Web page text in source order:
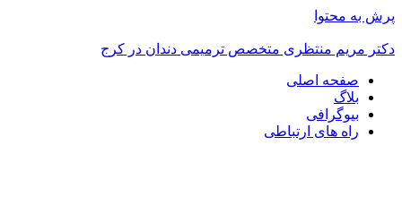
پرش به محتوا
دکتر مریم منتظری متخصص ترمیمی دندان در کرج
صفحه اصلی
بلاگ
بیوگرافی
راه های ارتباطی